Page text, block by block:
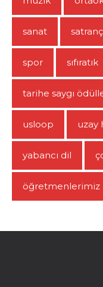
sanat satranç
spor sıfıratık
tarihe saygı
usloop uzay
yabancı dil
öğretmenlerimiz